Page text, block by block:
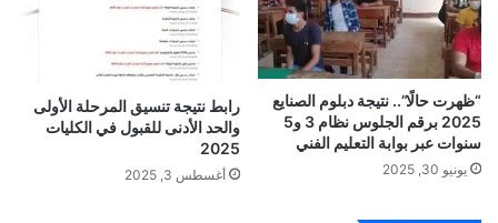
“ظهرت حالًا”.. نتيجة دبلوم الصنايع
2025 برقم الجلوس نظام 3 و5
سنوات عبر بوابة التعليم الفني
يونيو 30, 2025
رابط نتيجة تنسيق المرحلة الأولى
والحد الأدنى للقبول في الكليات
2025
أغسطس 3, 2025